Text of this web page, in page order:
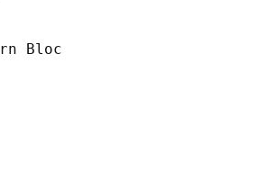
Bloc